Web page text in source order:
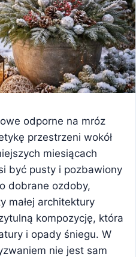
odporne na mróz
przestrzeni wokół
miesiącach
być pusty i pozbawiony
dobrane ozdoby,
małej architektury
kompozycję, która
i opady śniegu. W
nie jest sam